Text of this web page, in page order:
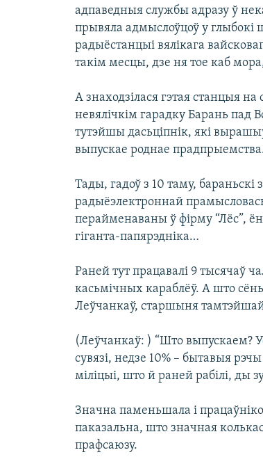
адпаведныя службы адразу ў
прывяла адмыслоўцоў у глыбокі
радыёстанцыі вялікага
такім месцы, дзе ня тое каб
А знаходзілася гэтая станцыя
невялічкім гарадку Барань пад
тутэйшы дасьціпнік, які
выпускае роднае
Тады, гадоў з 10 таму,
радыёэлектроннай
перайменаваны ў фірму “Лёс”,
гіганта-папярэдніка…
Раней тут працавалі 9 тысячаў
касьмічных караблёў. А што
Леўчанкаў, старшыня
(Леўчанкаў: ) “Што выпускаем?
сувязі, недзе 10% – бытавыя
міліцыі, што й раней рабілі, ды
Значна паменьшала і
паказальна, што значная
прафсаюзу.